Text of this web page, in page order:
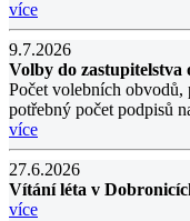
více
9.7.2026
Volby do zastupitelstva
Počet volebních obvodů,
potřebný počet podpisů
více
27.6.2026
Vítání léta v
více